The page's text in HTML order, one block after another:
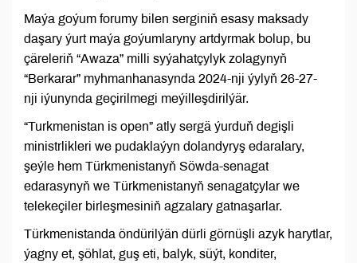
Maýa goýum forumy bilen serginiň esasy maksady
daşary ýurt maýa goýumlaryny artdyrmak bolup, bu
çäreleriň “Awaza” milli syýahatçylyk zolagynyň
“Berkarar” myhmanhanasynda 2024-nji ýylyň 26-27-
nji iýunynda geçirilmegi meýilleşdirilýär.
“Turkmenistan is open” atly sergä ýurduň degişli
ministrlikleri we pudaklaýyn dolandyryş edaralary,
şeýle hem Türkmenistanyň Söwda-senagat
edarasynyň we Türkmenistanyň senagatçylar we
telekeçiler birleşmesiniň agzalary gatnaşarlar.
Türkmenistanda öndürilýän dürli görnüşli azyk harytlar,
ýagny et, şöhlat, guş eti, balyk, süýt, konditer,